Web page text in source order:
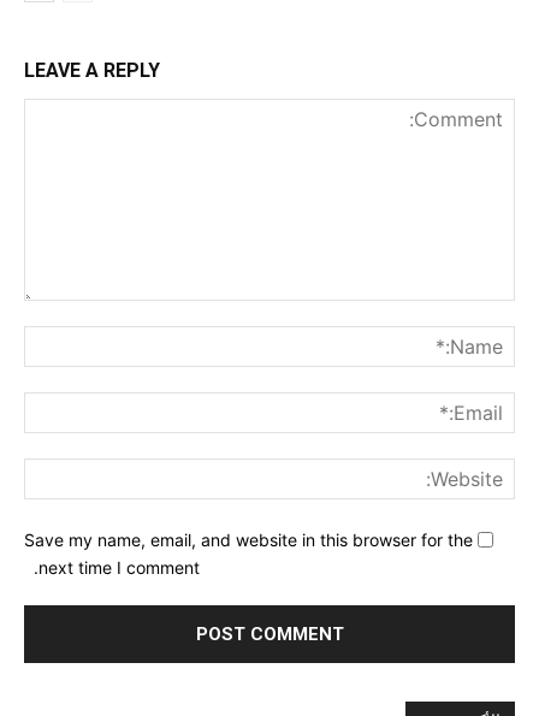
LEAVE A REPLY
Save my name, email, and website in this browser for the
next time I comment.